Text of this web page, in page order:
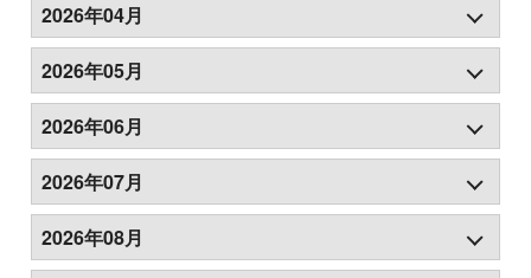
2026年04月
2026年05月
2026年06月
2026年07月
2026年08月